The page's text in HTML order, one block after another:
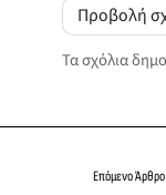
Προβολή
Τα σχόλια
Επόμενο Άρθρο